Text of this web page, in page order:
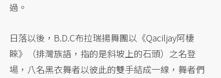
過。
日落以後，B.D.C布拉瑞揚舞團以《Qaciljay阿棲
睞》（排灣族語，指的是斜坡上的石頭）之名登
場，八名黑衣舞者以彼此的雙手結成一線，舞者們